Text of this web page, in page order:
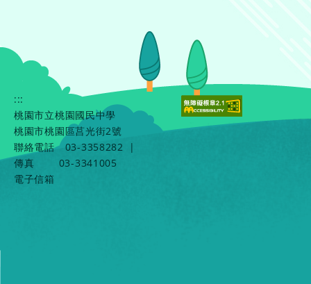
:::
桃園市立桃園國民中學
桃園市桃園區莒光街2號
聯絡電話
03-3358282
|
傳真
03-3341005
電子信箱